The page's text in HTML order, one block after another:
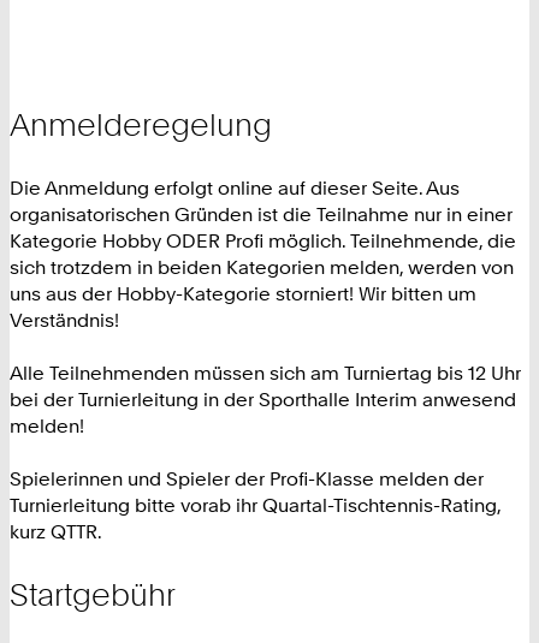
Anmelderegelung
Die Anmeldung erfolgt online auf dieser Seite. Aus
organisatorischen Gründen ist die Teilnahme nur in einer
Kategorie Hobby ODER Profi möglich. Teilnehmende, die
sich trotzdem in beiden Kategorien melden, werden von
uns aus der Hobby-Kategorie storniert! Wir bitten um
Verständnis!
Alle Teilnehmenden müssen sich am Turniertag bis 12 Uhr
bei der Turnierleitung in der Sporthalle Interim anwesend
melden!
Spielerinnen und Spieler der Profi-Klasse melden der
Turnierleitung bitte vorab ihr Quartal-Tischtennis-Rating,
kurz QTTR.
Startgebühr